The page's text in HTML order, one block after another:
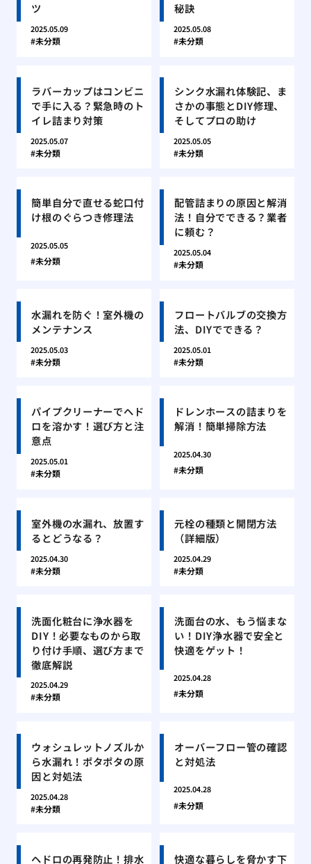
ツ
2025.05.09
未分類
秘訣
2025.05.08
未分類
ラバーカップはコンビニ
で手に入る？緊急時のト
イレ詰まり対策
2025.05.07
未分類
シンク水漏れ体験記、ま
さかの事態とDIY修理、
そしてプロの助け
2025.05.05
未分類
簡単自分で直せる蛇口付
け根のぐらつき修理法
2025.05.05
未分類
配管詰まりの原因と解消
法！自分でできる？業者
に頼む？
2025.05.04
未分類
水漏れを防ぐ！室外機の
メンテナンス
2025.05.03
未分類
フロートバルブの交換方
法、DIYでできる？
2025.05.01
未分類
パイプクリーナーでヘド
ロを溶かす！選び方と注
意点
2025.05.01
未分類
ドレンホースの詰まりを
解消！簡単掃除方法
2025.04.30
未分類
室外機の水漏れ、放置す
るとどうなる？
2025.04.30
未分類
元栓の種類と開閉方法
（詳細版）
2025.04.29
未分類
洗面化粧台に浄水器を
DIY！必要なものから取
り付け手順、選び方まで
徹底解説
2025.04.29
未分類
洗面台の水、もう悩まな
い！DIY浄水器で安全と
快適をゲット！
2025.04.28
未分類
ウォシュレットノズルか
ら水漏れ！ポタポタの原
因と対処法
2025.04.28
未分類
オーバーフロー管の確認
と対処法
2025.04.28
未分類
ヘドロの再発防止！排水 快適な暮らしを脅かす下